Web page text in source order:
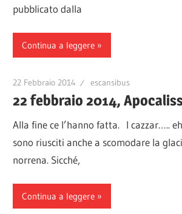
pubblicato dalla
Continua a leggere
22 Febbraio 2014 escansibus
22 febbraio 2014,
Alla fine ce l’hanno fatta. I cazzar…..
sono riusciti anche a scomodare la
norrena. Sicché,
Continua a leggere